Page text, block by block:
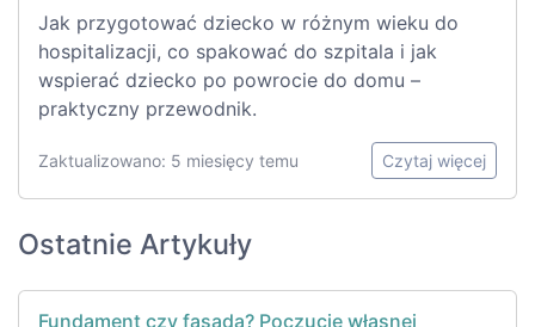
Jak przygotować dziecko w różnym wieku do
hospitalizacji, co spakować do szpitala i jak
wspierać dziecko po powrocie do domu –
praktyczny przewodnik.
Zaktualizowano: 5 miesięcy temu Czytaj więcej
Ostatnie Artykuły
Fundament czy fasada? Poczucie własnej